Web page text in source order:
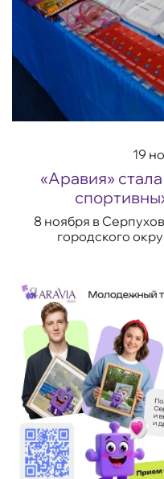
19
«Аравия»
8 ноября в
городского